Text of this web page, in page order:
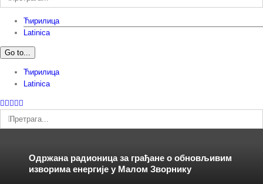
Ћирилица
Latinica
Go to...
Ћирилица
Latinica
Facebook
Instagram
YouTube
Twitter
пошта
Претрага:
Одржана радионица за грађане о обновљивим
изворима енергије у Малом Зворнику